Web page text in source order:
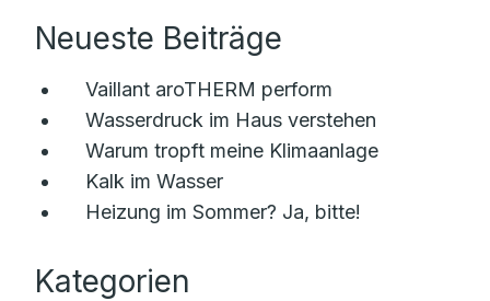
Neueste Beiträge
Vaillant aroTHERM perform
Wasserdruck im Haus verstehen
Warum tropft meine Klimaanlage
Kalk im Wasser
Heizung im Sommer? Ja, bitte!
Kategorien